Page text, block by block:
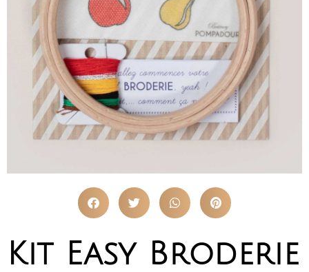
Kit Easy Broderie